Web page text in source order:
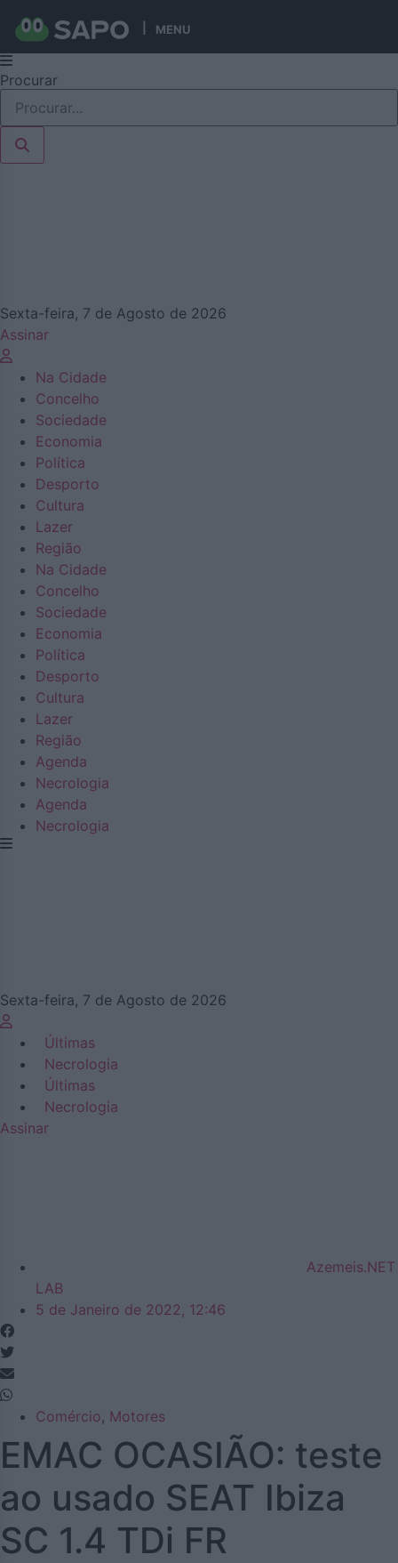
MENU
Pular
para
conteúdo
Procurar
Sexta-feira, 7 de Agosto de 2026
Assinar
Na Cidade
Concelho
Sociedade
Economia
Política
Desporto
Cultura
Lazer
Região
Na Cidade
Concelho
Sociedade
Economia
Política
Desporto
Cultura
Lazer
Região
Agenda
Necrologia
Agenda
Necrologia
Sexta-feira, 7 de Agosto de 2026
Últimas
Necrologia
Últimas
Necrologia
Assinar
Azemeis.NET
LAB
5 de Janeiro de 2022, 12:46
Comércio, Motores
EMAC OCASIÃO: teste
ao usado SEAT Ibiza
SC 1.4 TDi FR